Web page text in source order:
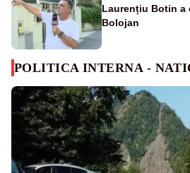
Laurențiu Botin a
Bolojan
POLITICA INTERNA -